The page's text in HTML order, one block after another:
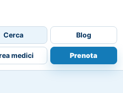
Cerca Blog
medici Prenota